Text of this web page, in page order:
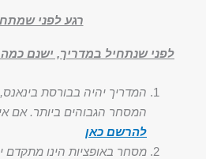
רגע לפני
לפני שנתחיל במדריך, ישנם
המדריך יהיה בבורסת
המסחר הגבוהים ביותר. אם
להרשם כאן
מסחר באופציות הינו מתקדם